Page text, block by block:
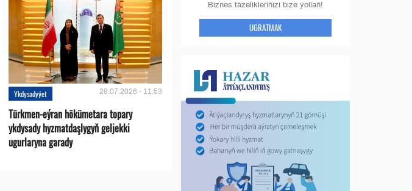
Ykdysadyýet 28.07.2026 - 11:53
Türkmen-eýran hökümetara topary
ykdysady hyzmatdaşlygyň geljekki
ugurlaryna garady
Biznes täzelikleriňizi bize ýollaň!
UGRATMAK